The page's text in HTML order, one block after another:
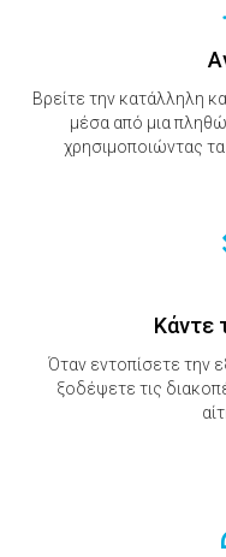
Βρείτε την κατάλληλη
μέσα από μια
χρησιμοποιώντας
Κάντε
Όταν εντοπίσετε την
ξοδέψετε τις